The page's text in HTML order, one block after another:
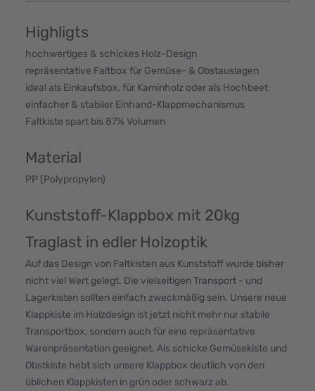
Highligts
hochwertiges & schickes Holz-Design
repräsentative Faltbox für Gemüse- & Obstauslagen
ideal als Einkaufsbox, für Kaminholz oder als Hochbeet
einfacher & stabiler Einhand-Klappmechanismus
Faltkiste spart bis 87% Volumen
Material
PP (Polypropylen)
Kunststoff-Klappbox mit 20kg
Traglast in edler Holzoptik
Auf das Design von Faltkisten aus Kunststoff wurde bisher
nicht viel Wert gelegt. Die vielseitigen Transport - und
Lagerkisten sollten einfach zweckmäßig sein. Unsere neue
Klappkiste im Holzdesign ist jetzt nicht mehr nur stabile
Transportbox, sondern auch für eine repräsentative
Warenpräsentation geeignet. Als schicke Gemüsekiste und
Obstkiste hebt sich unsere Klappbox deutlich von den
üblichen Klappkisten in grün oder schwarz ab.